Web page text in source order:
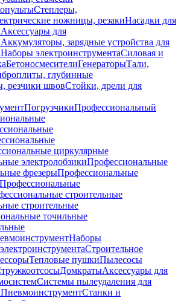
Степлеры,
ножницы, резакиНасадки для
Аксессуары для
Аккумуляторы, зарядные устройства для
Наборы электроинструментаСиловая и
БетоносмесителиГенераторыТали,
глубинные
резчики швовСтойки, дрели для
ПогрузчикиПрофессиональный
циркулярные
электролобзикиПрофессиональные
фрезерыПрофессиональные
Профессиональные
строительные
строительные
точильные
Наборы
Строительное
Тепловые пушкиПылесосы
ДомкратыАксессуары для
Системы пылеудаления для
ПневмоинструментСтанки и